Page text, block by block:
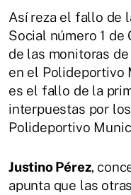
Así reza el fallo de
Social número 1 de
de las monitoras
en el Polideportivo
es el fallo de la
interpuestas por
Polideportivo
Justino Pérez,
apunta que las